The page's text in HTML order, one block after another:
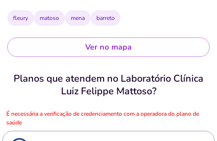
fleury matoso mena barreto
Ver no mapa
Planos que atendem no Laboratório Clínica
Luiz Felippe Mattoso?
É necessária a verificação de credenciamento com a operadora do plano de
saúde